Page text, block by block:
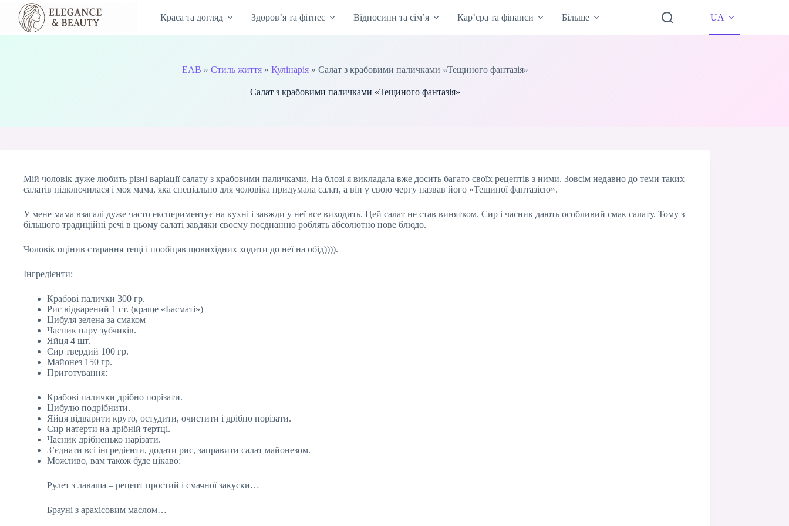
Перейти
вмісту
Краса та догляд Здоров’я та фітнес Відносини та сім’я Кар’єра та фінанси Більше UA
EAB » Стиль життя» Кулінарія» Салат з крабовими паличками «Тещиного фантазія»
Салат з крабовими паличками «Тещиного фантазія»
Мій чоловік дуже любить різні варіації салату з крабовими паличками. На блозі я викладала вже досить багато своїх рецептів з ними. Зовсім недавно до теми таких
салатів підключилася і моя мама, яка спеціально для чоловіка придумала салат, а він у свою чергу назвав його «Тещиної фантазією».
У мене мама взагалі дуже часто експериментує на кухні і завжди у неї все виходить. Цей салат не став винятком. Сир і часник дають особливий смак салату. Тому з
більшого традиційні речі в цьому салаті завдяки своєму поєднанню роблять абсолютно нове блюдо.
Чоловік оцінив старання тещі і пообіцяв щовихідних ходити до неї на обід)))).
Інгредієнти:
Крабові палички 300 гр.
Рис відварений 1 ст. (краще «Басматі»)
Цибуля зелена за смаком
Часник пару зубчиків.
Яйця 4 шт.
Сир твердий 100 гр.
Майонез 150 гр.
Приготування:
Крабові палички дрібно порізати.
Цибулю подрібнити.
Яйця відварити круто, остудити, очистити і дрібно порізати.
Сир натерти на дрібній тертці.
Часник дрібненько нарізати.
З’єднати всі інгредієнти, додати рис, заправити салат майонезом.
Можливо, вам також буде цікаво:
Рулет з лаваша – рецепт простий і смачної закуски…
Брауні з арахісовим маслом…